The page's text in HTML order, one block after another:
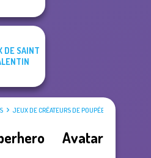
DE SAINT
JEUX DE CRÉATEURS DE POUPÉES
Avatar